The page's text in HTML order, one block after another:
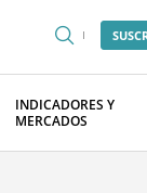
INDICADORES Y
MERCADOS